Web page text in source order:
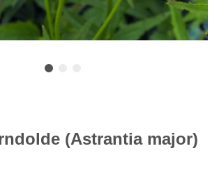
(Astrantia major)